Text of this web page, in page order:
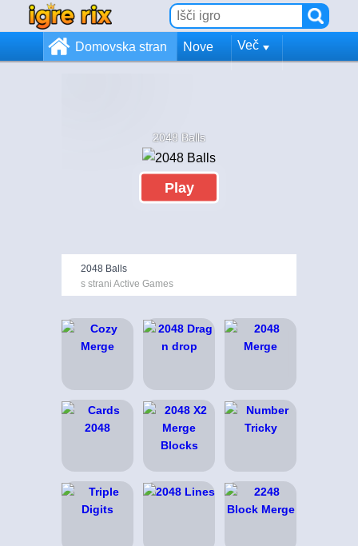
Domovska stran Nove Več
2048 Balls
Play
2048 Balls
s strani Active Games